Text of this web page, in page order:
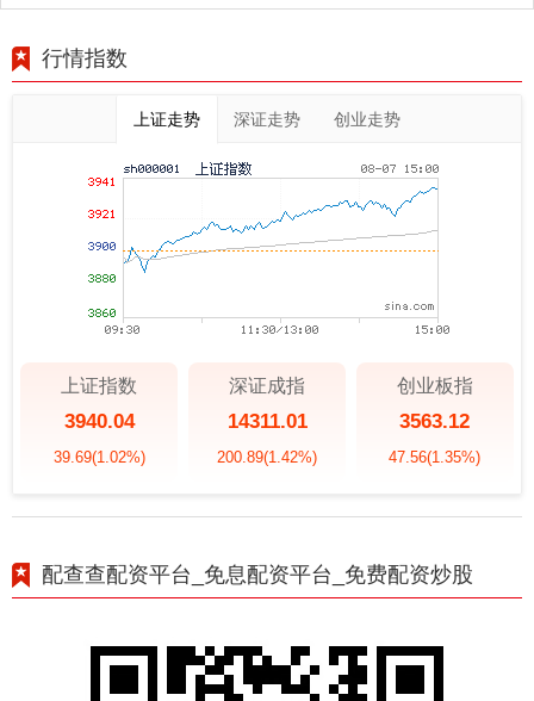
行情指数
上证走势 深证走势 创业走势
上证指数
3940.04
39.69(1.02%)
深证成指
14311.01
200.89(1.42%)
创业板指
3563.12
47.56(1.35%)
配查查配资平台_免息配资平台_免费配资炒股